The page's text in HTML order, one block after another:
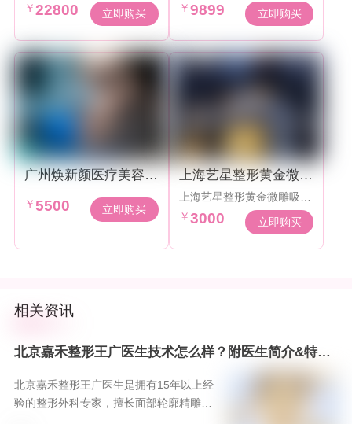
￥22800 立即购买
￥9899 立即购买
广州焕新颜医疗美容医
￥5500 立即购买
上海艺星整形黄金微雕
吸脂3000元起
上海艺星整形黄金微雕吸脂
￥3000 立即购买
相关资讯
北京嘉禾整形王广医生技术怎么样？附医生简介&特色
北京嘉禾整形王广医生是拥有15年以上经
验的整形外科专家，擅长面部轮廓精雕、